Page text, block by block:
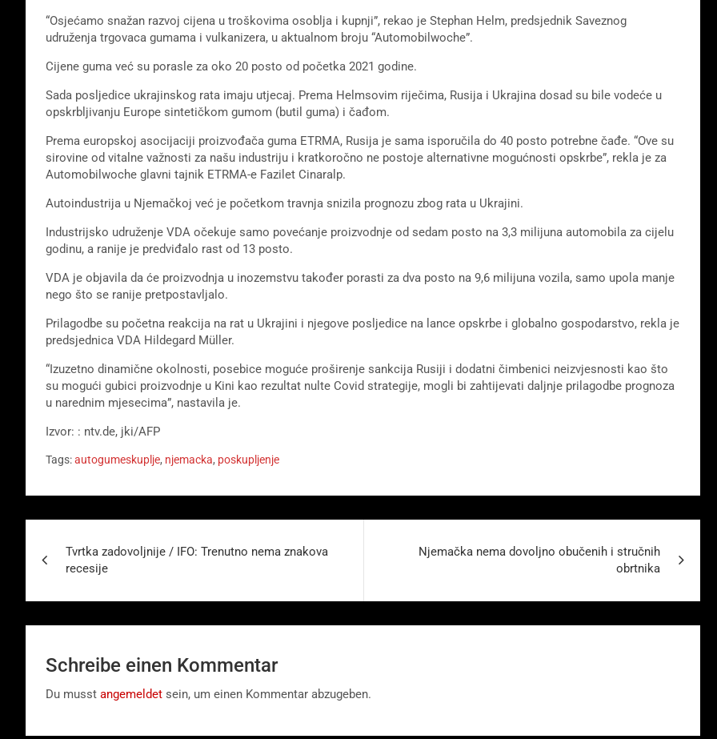
“Osjećamo snažan razvoj cijena u troškovima osoblja i kupnji”, rekao je Stephan Helm, predsjednik Saveznog
udruženja trgovaca gumama i vulkanizera, u aktualnom broju “Automobilwoche”.
Cijene guma već su porasle za oko 20 posto od početka 2021 godine.
Sada posljedice ukrajinskog rata imaju utjecaj. Prema Helmsovim riječima, Rusija i Ukrajina dosad su bile vodeće u
opskrbljivanju Europe sintetičkom gumom (butil guma) i čađom.
Prema europskoj asocijaciji proizvođača guma ETRMA, Rusija je sama isporučila do 40 posto potrebne čađe. “Ove su
sirovine od vitalne važnosti za našu industriju i kratkoročno ne postoje alternativne mogućnosti opskrbe”, rekla je za
Automobilwoche glavni tajnik ETRMA-e Fazilet Cinaralp.
Autoindustrija u Njemačkoj već je početkom travnja snizila prognozu zbog rata u Ukrajini.
Industrijsko udruženje VDA očekuje samo povećanje proizvodnje od sedam posto na 3,3 milijuna automobila za cijelu
godinu, a ranije je predviđalo rast od 13 posto.
VDA je objavila da će proizvodnja u inozemstvu također porasti za dva posto na 9,6 milijuna vozila, samo upola manje
nego što se ranije pretpostavljalo.
Prilagodbe su početna reakcija na rat u Ukrajini i njegove posljedice na lance opskrbe i globalno gospodarstvo, rekla je
predsjednica VDA Hildegard Müller.
“Izuzetno dinamične okolnosti, posebice moguće proširenje sankcija Rusiji i dodatni čimbenici neizvjesnosti kao što
su mogući gubici proizvodnje u Kini kao rezultat nulte Covid strategije, mogli bi zahtijevati daljnje prilagodbe prognoza
u narednim mjesecima”, nastavila je.
Izvor: : ntv.de, jki/AFP
Tags:autogumeskuplje, njemacka, poskupljenje
Tvrtka zadovoljnije / IFO: Trenutno nema znakova
recesije
Njemačka nema dovoljno obučenih i stručnih
obrtnika
Schreibe einen Kommentar
Du musst angemeldet sein, um einen Kommentar abzugeben.